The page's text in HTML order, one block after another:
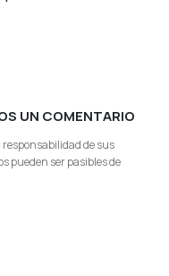
UN COMENTARIO
responsabilidad de sus
pueden ser pasibles de